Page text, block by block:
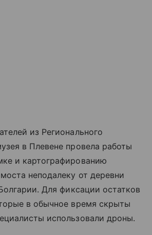
из Регионального
в Плевене провела работы
и картографированию
неподалеку от деревни
Для фиксации остатков
в обычное время скрыты
использовали дроны.